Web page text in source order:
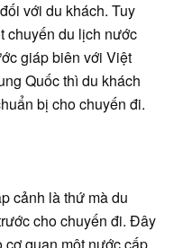
với du khách. Tuy
chuyến du lịch nước
giáp biên với Việt
Quốc thì du khách
bị cho chuyến đi.
cảnh là thứ mà du
cho chuyến đi. Đây
quan một nước cấp